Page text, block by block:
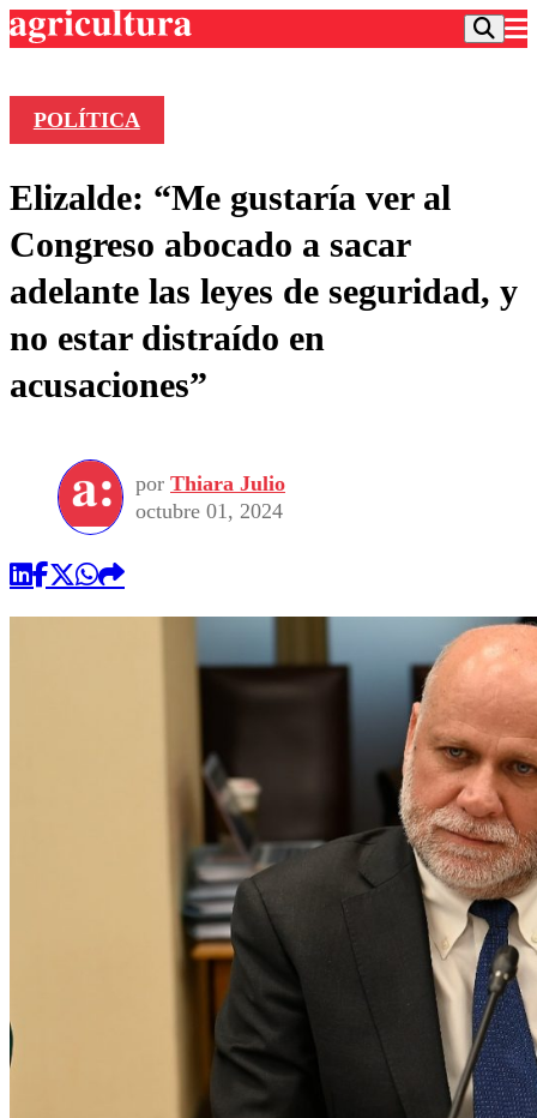
Frecuencias
Agricultura TV
Deportes
Colo Colo
Motor
Otros Deportes
Seleccion Chilena
Universidad Católica
Universidad de Chile
Entretención
Noticias
Dato Practico
Economía
Política
Sustentabilidad
Vida Social
Publicaciones en medios
Comercial
POLÍTICA
Elizalde: “Me gustaría ver al
Congreso abocado a sacar
adelante las leyes de seguridad, y
no estar distraído en
acusaciones”
por Thiara Julio
octubre 01, 2024